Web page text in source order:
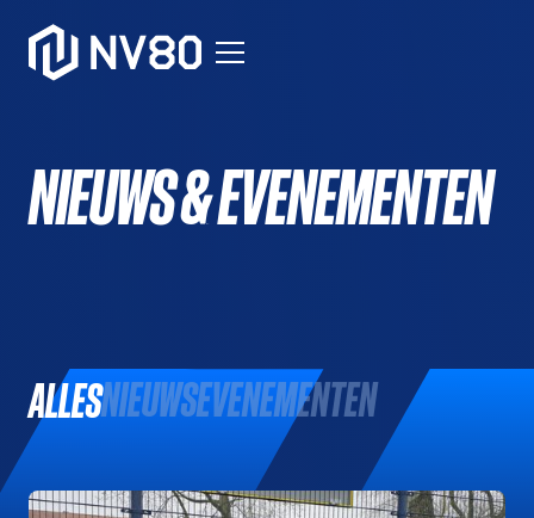
NIEUWS & EVENEMENTEN
ALLESNIEUWSEVENEMENTEN